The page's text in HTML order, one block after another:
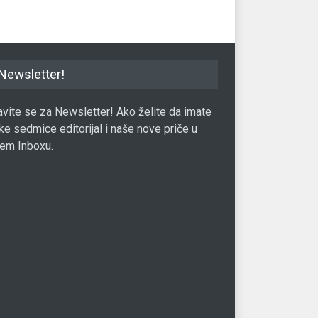
se za Newsletter! Ako želite da imate
sedmice editorijal i naše nove priče u
Inboxu.